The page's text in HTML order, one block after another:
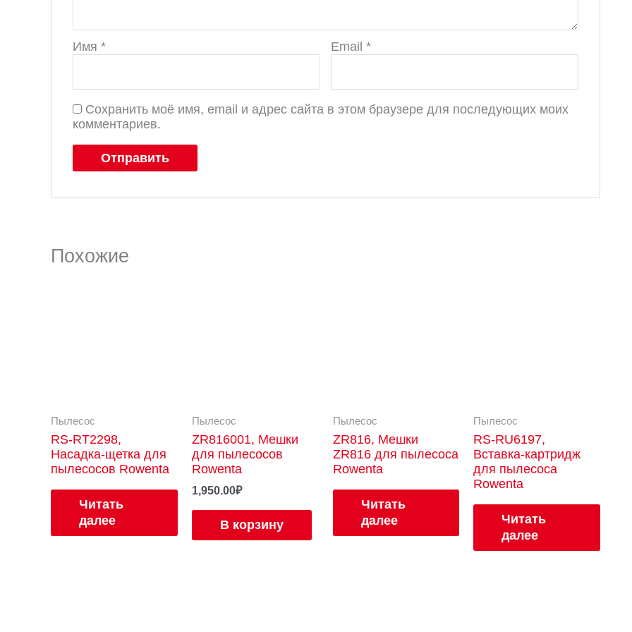
Имя* Email *
Сохранить моё имя, email и адрес сайта в этом браузере для последующих моих
комментариев.
Похожие
Пылесос
RS-RT2298,
Насадка-щетка для
пылесосов Rowenta
Читать
далее
Пылесос
ZR816001, Мешки
для пылесосов
Rowenta
1,950.00₽
В корзину
Пылесос
ZR816, Мешки
ZR816 для пылесоса
Rowenta
Читать
далее
Пылесос
RS-RU6197,
Вставка-картридж
для пылесоса
Rowenta
Читать
далее